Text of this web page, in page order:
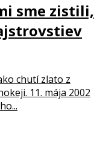
sme zistili,
chutí zlato z
11. mája 2002